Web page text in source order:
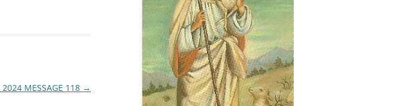
MESSAGE 118 →